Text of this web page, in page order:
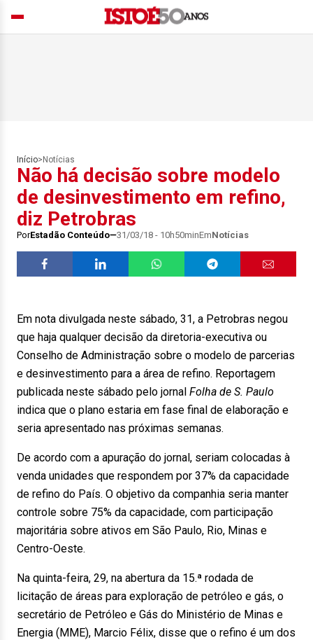
Início> Notícias
Não há decisão sobre modelo
de desinvestimento em refino,
diz Petrobras
PorEstadão Conteúdo 31/03/18 - 10h50minEmNotícias
Em nota divulgada neste sábado, 31, a Petrobras negou
que haja qualquer decisão da diretoria-executiva ou
Conselho de Administração sobre o modelo de parcerias
e desinvestimento para a área de refino. Reportagem
publicada neste sábado pelo jornal Folha de S. Paulo
indica que o plano estaria em fase final de elaboração e
seria apresentado nas próximas semanas.
De acordo com a apuração do jornal, seriam colocadas à
venda unidades que respondem por 37% da capacidade
de refino do País. O objetivo da companhia seria manter
controle sobre 75% da capacidade, com participação
majoritária sobre ativos em São Paulo, Rio, Minas e
Centro-Oeste.
Na quinta-feira, 29, na abertura da 15.ª rodada de
licitação de áreas para exploração de petróleo e gás, o
secretário de Petróleo e Gás do Ministério de Minas e
Energia (MME), Marcio Félix, disse que o refino é um dos